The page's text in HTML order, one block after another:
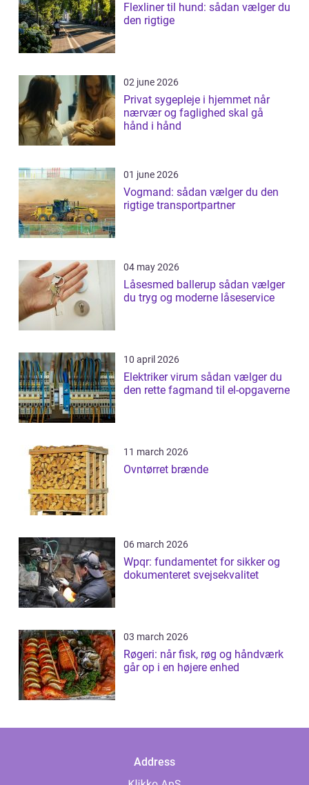
Flexliner til hund: sådan vælger du
den rigtige
02 june 2026
Privat sygepleje i hjemmet når
nærvær og faglighed skal gå
hånd i hånd
01 june 2026
Vogmand: sådan vælger du den
rigtige transportpartner
04 may 2026
Låsesmed ballerup sådan vælger
du tryg og moderne låseservice
10 april 2026
Elektriker virum sådan vælger du
den rette fagmand til el-opgaverne
11 march 2026
Ovntørret brænde
06 march 2026
Wpqr: fundamentet for sikker og
dokumenteret svejsekvalitet
03 march 2026
Røgeri: når fisk, røg og håndværk
går op i en højere enhed
Address